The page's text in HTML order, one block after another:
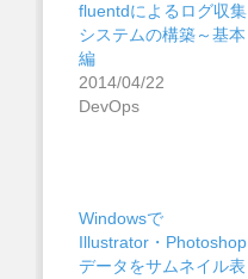
fluentdによるログ収集
システムの構築～基本
編
2014/04/22
DevOps
Windowsで
Illustrator・Photoshop
データをサムネイル表